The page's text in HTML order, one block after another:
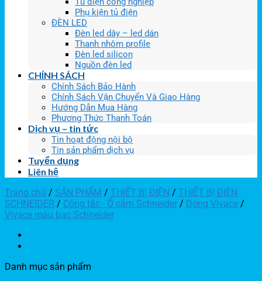
Phụ kiện tủ điện
ĐÈN LED
Đèn led dây – led dán
Thanh nhôm profile
Đèn led silicon
Nguồn đèn led
CHÍNH SÁCH
Chính Sách Bảo Hành
Chính Sách Vận Chuyển Và Giao Hàng
Hướng Dẫn Mua Hàng
Phương Thức Thanh Toán
Dịch vụ – tin tức
Tin hoạt động nội bộ
Tin sản phẩm dịch vụ
Tuyển dụng
Liên hệ
Trang chủ / SẢN PHẨM / THIẾT BỊ ĐIỆN / THIẾT BỊ ĐIỆN
SCHNEIDER / Công tắc - Ổ cắm Schneider / Dòng Vivace /
Vivace màu bạc Schneider
Danh mục sản phẩm